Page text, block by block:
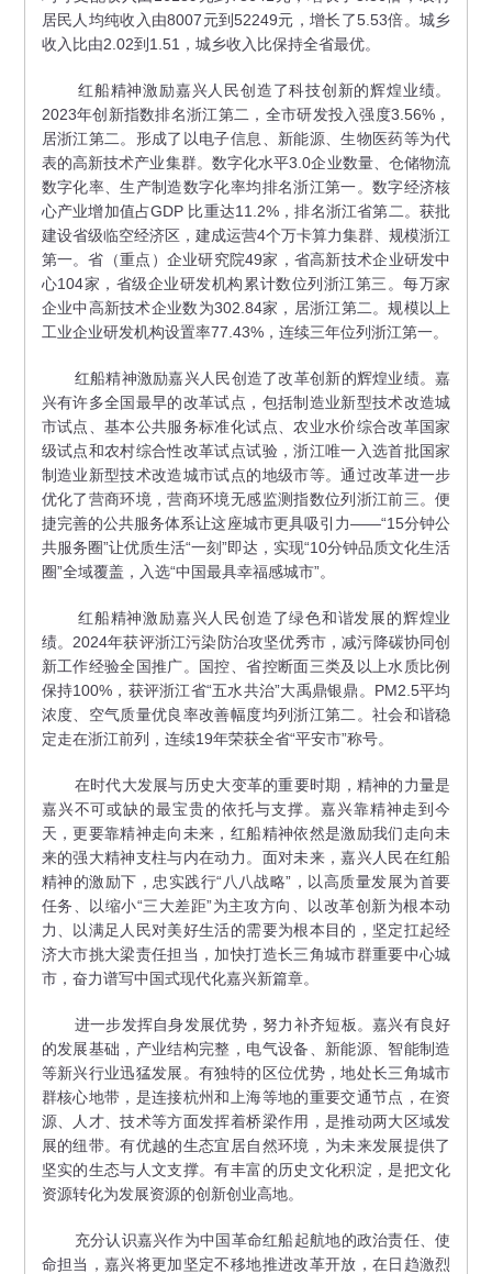
居民人均纯收入由8007元到52249元，增长了5.53倍。城乡
收入比由2.02到1.51，城乡收入比保持全省最优。
红船精神激励嘉兴人民创造了科技创新的辉煌业绩。
2023年创新指数排名浙江第二，全市研发投入强度3.56%，
居浙江第二。形成了以电子信息、新能源、生物医药等为代
表的高新技术产业集群。数字化水平3.0企业数量、仓储物流
数字化率、生产制造数字化率均排名浙江第一。数字经济核
心产业增加值占GDP 比重达11.2%，排名浙江省第二。获批
建设省级临空经济区，建成运营4个万卡算力集群、规模浙江
第一。省（重点）企业研究院49家，省高新技术企业研发中
心104家，省级企业研发机构累计数位列浙江第三。每万家
企业中高新技术企业数为302.84家，居浙江第二。规模以上
工业企业研发机构设置率77.43%，连续三年位列浙江第一。
红船精神激励嘉兴人民创造了改革创新的辉煌业绩。嘉
兴有许多全国最早的改革试点，包括制造业新型技术改造城
市试点、基本公共服务标准化试点、农业水价综合改革国家
级试点和农村综合性改革试点试验，浙江唯一入选首批国家
制造业新型技术改造城市试点的地级市等。通过改革进一步
优化了营商环境，营商环境无感监测指数位列浙江前三。便
捷完善的公共服务体系让这座城市更具吸引力——“15分钟公
共服务圈”让优质生活“一刻”即达，实现“10分钟品质文化生活
圈”全域覆盖，入选“中国最具幸福感城市”。
红船精神激励嘉兴人民创造了绿色和谐发展的辉煌业
绩。2024年获评浙江污染防治攻坚优秀市，减污降碳协同创
新工作经验全国推广。国控、省控断面三类及以上水质比例
保持100%，获评浙江省“五水共治”大禹鼎银鼎。PM2.5平均
浓度、空气质量优良率改善幅度均列浙江第二。社会和谐稳
定走在浙江前列，连续19年荣获全省“平安市”称号。
在时代大发展与历史大变革的重要时期，精神的力量是
嘉兴不可或缺的最宝贵的依托与支撑。嘉兴靠精神走到今
天，更要靠精神走向未来，红船精神依然是激励我们走向未
来的强大精神支柱与内在动力。面对未来，嘉兴人民在红船
精神的激励下，忠实践行“八八战略”，以高质量发展为首要
任务、以缩小“三大差距”为主攻方向、以改革创新为根本动
力、以满足人民对美好生活的需要为根本目的，坚定扛起经
济大市挑大梁责任担当，加快打造长三角城市群重要中心城
市，奋力谱写中国式现代化嘉兴新篇章。
进一步发挥自身发展优势，努力补齐短板。嘉兴有良好
的发展基础，产业结构完整，电气设备、新能源、智能制造
等新兴行业迅猛发展。有独特的区位优势，地处长三角城市
群核心地带，是连接杭州和上海等地的重要交通节点，在资
源、人才、技术等方面发挥着桥梁作用，是推动两大区域发
展的纽带。有优越的生态宜居自然环境，为未来发展提供了
坚实的生态与人文支撑。有丰富的历史文化积淀，是把文化
资源转化为发展资源的创新创业高地。
充分认识嘉兴作为中国革命红船起航地的政治责任、使
命担当，嘉兴将更加坚定不移地推进改革开放，在日趋激烈